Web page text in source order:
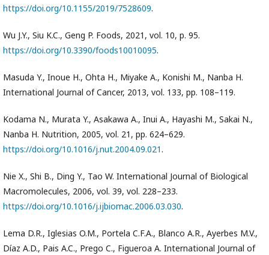
https://doi.org/10.1155/2019/7528609.
Wu J.Y., Siu K.C., Geng P. Foods, 2021, vol. 10, p. 95.
https://doi.org/10.3390/foods10010095.
Masuda Y., Inoue H., Ohta H., Miyake A., Konishi M., Nanba H.
International Journal of Cancer, 2013, vol. 133, pp. 108–119.
Kodama N., Murata Y., Asakawa A., Inui A., Hayashi M., Sakai N.,
Nanba H. Nutrition, 2005, vol. 21, pp. 624–629.
https://doi.org/10.1016/j.nut.2004.09.021.
Nie X., Shi B., Ding Y., Tao W. International Journal of Biological
Macromolecules, 2006, vol. 39, vol. 228–233.
https://doi.org/10.1016/j.ijbiomac.2006.03.030.
Lema D.R., Iglesias O.M., Portela C.F.A., Blanco A.R., Ayerbes M.V.,
Díaz A.D., Pais A.C., Prego C., Figueroa A. International Journal of